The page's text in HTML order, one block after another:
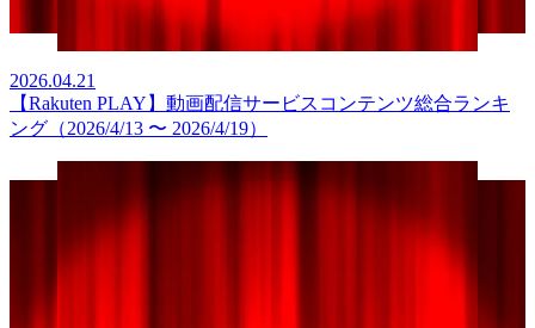
2026.04.21
【Rakuten PLAY】動画配信サービスコンテンツ総合ランキ
ング（2026/4/13 〜 2026/4/19）